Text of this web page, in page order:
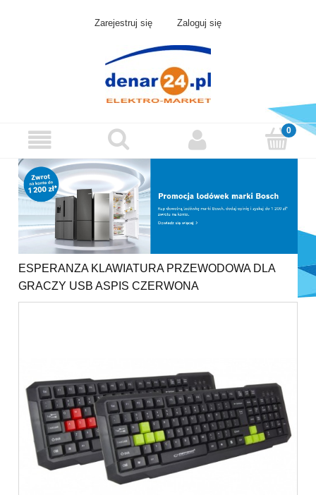
Zarejestruj się Zaloguj się
ESPERANZA KLAWIATURA PRZEWODOWA DLA
GRACZY USB ASPIS CZERWONA